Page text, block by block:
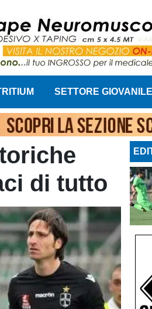
SETTORE GIOVANILE
di tutto